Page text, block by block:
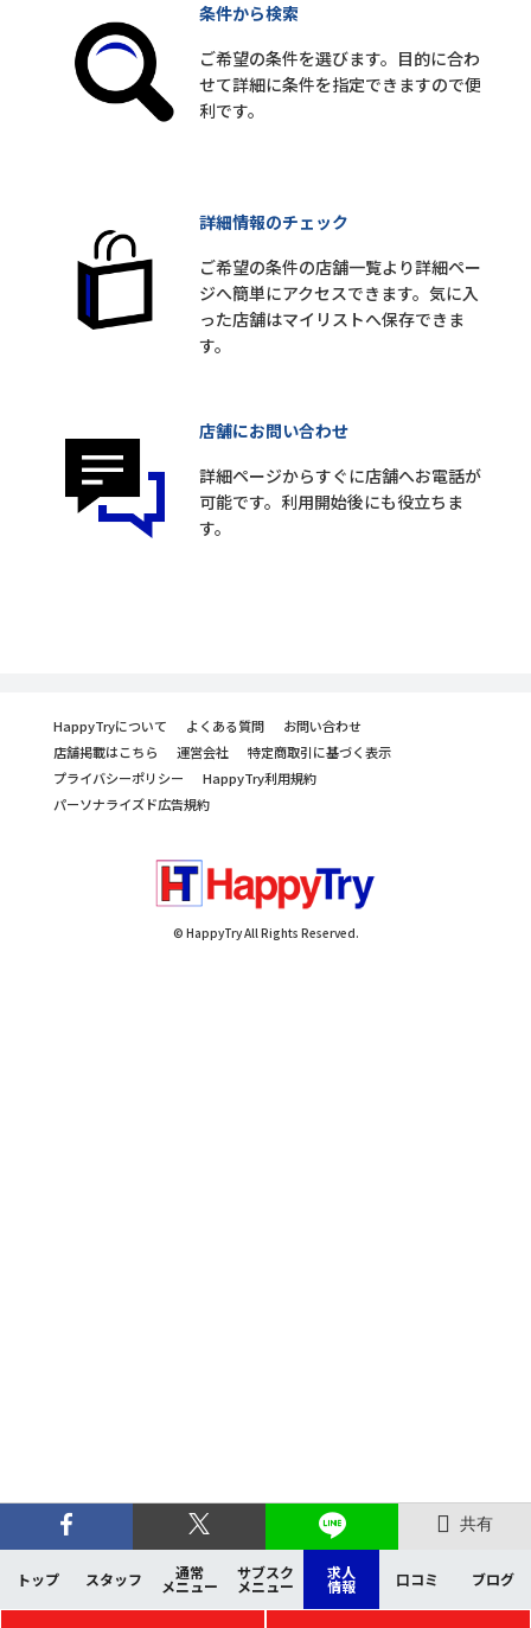
共有
トップ スタッフ 通常
メニュー
サブスク
メニュー
求人
情報 口コミ ブログ
条件から検索
ご希望の条件を選びます。目的に合わ
せて詳細に条件を指定できますので便
利です。
詳細情報のチェック
ご希望の条件の店舗一覧より詳細ペー
ジへ簡単にアクセスできます。気に入
った店舗はマイリストへ保存できま
す。
店舗にお問い合わせ
詳細ページからすぐに店舗へお電話が
可能です。利用開始後にも役立ちま
す。
HappyTryについて よくある質問
お問い合わせ
店舗掲載はこちら
運営会社
特定商取引に基づく表示
プライバシーポリシー
HappyTry利用規約
パーソナライズド広告規約
© HappyTry All Rights Reserved.